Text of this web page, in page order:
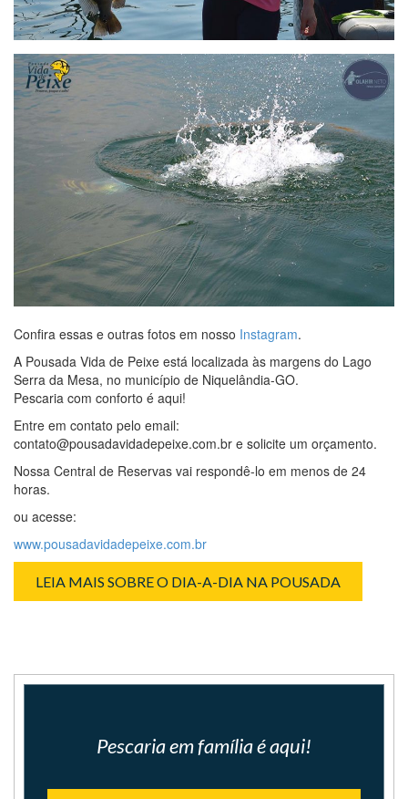
Confira essas e outras fotos em nosso Instagram.
A Pousada Vida de Peixe está localizada às margens do Lago
Serra da Mesa, no município de Niquelândia-GO.
Pescaria com conforto é aqui!
Entre em contato pelo email:
contato@pousadavidadepeixe.com.br e solicite um orçamento.
Nossa Central de Reservas vai respondê-lo em menos de 24
horas.
ou acesse:
www.pousadavidadepeixe.com.br
LEIA MAIS SOBRE O DIA-A-DIA NA POUSADA
Pescaria em família é aqui!